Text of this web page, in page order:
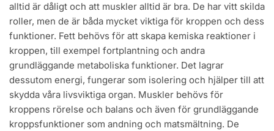
alltid är dåligt och att muskler alltid är bra. De har vitt skilda
roller, men de är båda mycket viktiga för kroppen och dess
funktioner. Fett behövs för att skapa kemiska reaktioner i
kroppen, till exempel fortplantning och andra
grundläggande metaboliska funktioner. Det lagrar
dessutom energi, fungerar som isolering och hjälper till att
skydda våra livsviktiga organ. Muskler behövs för
kroppens rörelse och balans och även för grundläggande
kroppsfunktioner som andning och matsmältning. De